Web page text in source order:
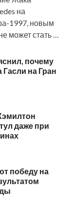
на
1997, новым
может стать …
почему
на Гран
даже при
победу на